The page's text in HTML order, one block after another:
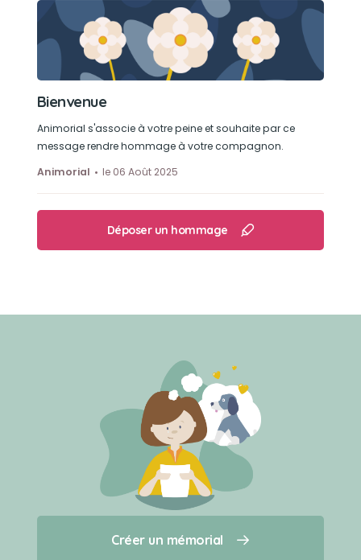
Créer un mémorial
Qui sommes-nous ?
Bienvenue
Animorial s'associe à votre peine et souhaite par ce
message rendre hommage à votre compagnon.
Animorial
le 06 Août 2025
Déposer un hommage
Créer un mémorial